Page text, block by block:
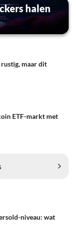
halen
maar dit
ETF-markt met
niveau: wat